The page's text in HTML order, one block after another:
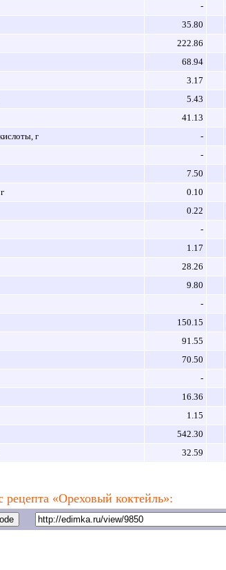
-
35.80
222.86
68.94
3.17
5.43
41.13
г
-
-
7.50
0.10
0.22
-
1.17
28.26
9.80
-
150.15
91.55
70.50
-
16.36
1.15
542.30
32.59
рецепта «Ореховый коктейль»: